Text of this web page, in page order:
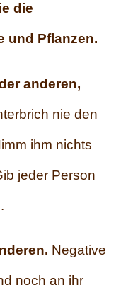
die
und Pflanzen.
anderen,
nie den
ihm nichts
jeder Person
Negative
noch an ihr